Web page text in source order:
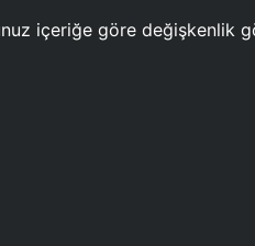
içeriğe göre değişkenlik